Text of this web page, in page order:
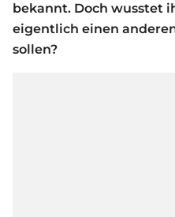
bekannt. Doch wusstet
eigentlich einen
sollen?